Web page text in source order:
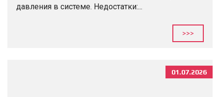
давления в системе. Недостатки:...
>>>
01.07.2026